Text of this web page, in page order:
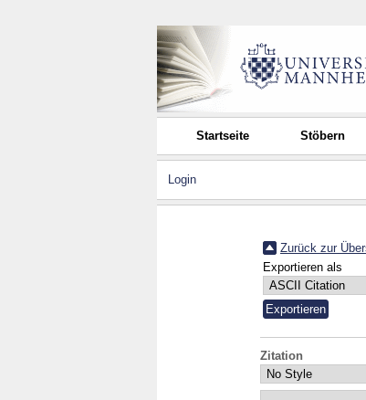
Startseite Stöbern
Login
Zurück zur
Exportieren als
Zitation